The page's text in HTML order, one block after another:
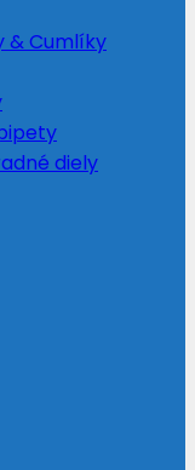
& Cumlíky
diely